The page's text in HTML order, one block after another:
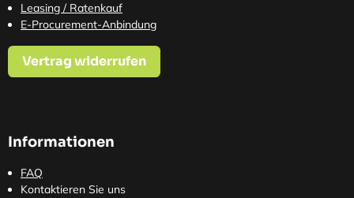
Leasing / Ratenkauf
E-Procurement-Anbindung
Vertrag widerrufen
Informationen
FAQ
Kontaktieren Sie uns